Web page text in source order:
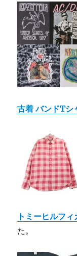
古着 バンドT
トミーヒルフ
た。